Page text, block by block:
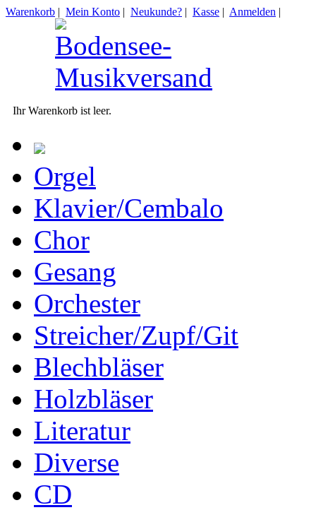
Warenkorb | Mein Konto | Neukunde? | Kasse | Anmelden |
Ihr Warenkorb ist leer.
Orgel
Klavier/Cembalo
Chor
Gesang
Orchester
Streicher/Zupf/Git
Blechbläser
Holzbläser
Literatur
Diverse
CD